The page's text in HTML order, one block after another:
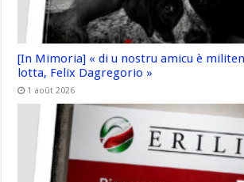
[In Mimoria] « di u nostru amicu è
lotta, Felix Dagregorio »
1 août 2026